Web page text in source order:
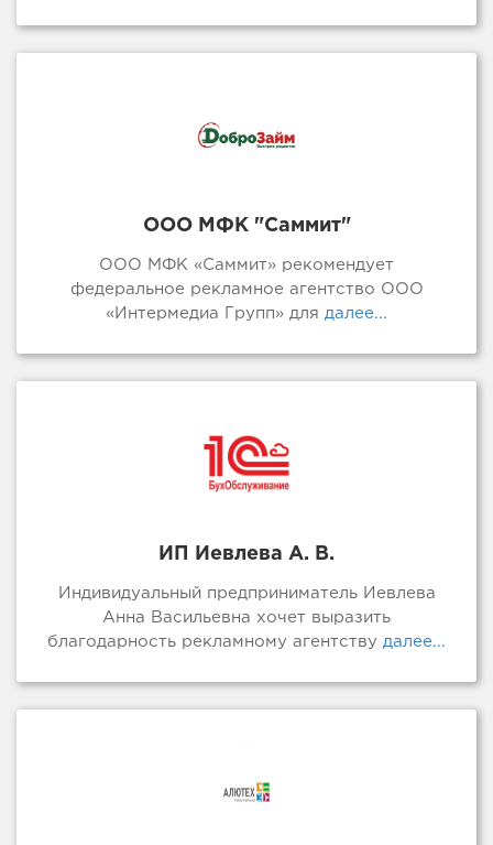
ООО МФК "Саммит"
ООО МФК «Саммит» рекомендует
федеральное рекламное агентство ООО
«Интермедиа Групп» для далее...
ИП Иевлева А. В.
Индивидуальный предприниматель Иевлева
Анна Васильевна хочет выразить
благодарность рекламному агентству далее...